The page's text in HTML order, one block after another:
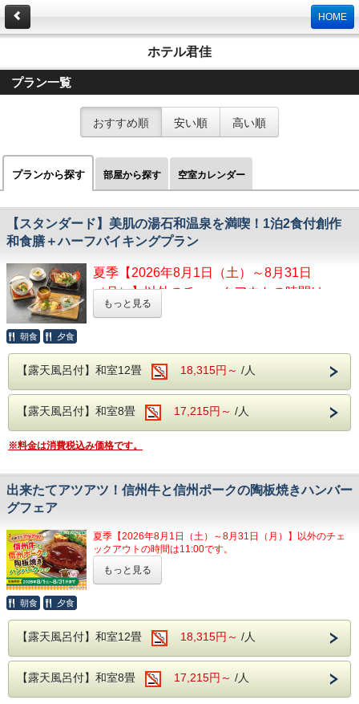
HOME
ホテル君佳
プラン一覧
おすすめ順 安い順 高い順
プランから探す 部屋から探す 空室カレンダー
【スタンダード】美肌の湯石和温泉を満喫！1泊2食付創作
和食膳＋ハーフバイキングプラン
夏季【2026年8月1日（土）～8月31日
（月）】以外のチェックアウトの時間は
11:00です。
き、付近の川に流れ出して誕生したといわれ
る石和温泉。
アルカリ性のトロトロした湯が特徴で、クレ
ンジング効果により肌の汚れを落とす美肌の
湯として有名な温泉となります！
身、冷え性などに効果があります。
【お食事】
イキングメニューをご用意。
創作和食膳は、季節に合った旬の食材を使用
したお料理の数々をお楽しみいただけます。
ハーフバイキングでは、山梨の郷土料理のほ
うとうや、寿司、天ぷら、揚げ物、焼き物、
もっと見る
朝食 夕食
【露天風呂付】和室12畳 18,315円～ /人
【露天風呂付】和室8畳 17,215円～ /人
※料金は消費税込み価格です。
出来たてアツアツ！信州牛と信州ポークの陶板焼きハンバー
グフェア
夏季【2026年8月1日（土）～8月31日（月）】以外のチェ
ックアウトの時間は11:00です。
自然豊かな信州の恵みを味わう、期間限
す。
上品な旨味の信州牛とやわらかな食感と甘みが魅力の信州ポ
ークを贅沢に使用しました。
熱々の陶板でご提供いたしますので、最後まで出来たての美
味しさをお楽しみいただけます。
もっと見る
朝食 夕食
【露天風呂付】和室12畳 18,315円～ /人
【露天風呂付】和室8畳 17,215円～ /人